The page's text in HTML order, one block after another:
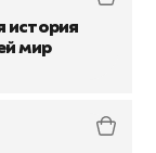
история
мир